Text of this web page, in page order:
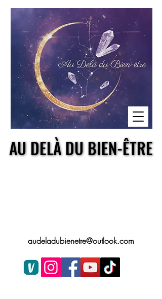
AU DELÀ DU BIEN-ÊTRE
AU DELÀ DU BIEN-ÊTRE
audeladubienetre@outlook.com